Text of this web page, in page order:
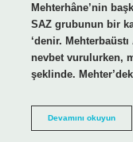
Mehterhâne’nin
SAZ grubunun bir
‘denir.
nevbet vurulurken,
şeklinde.
Devamını okuyun